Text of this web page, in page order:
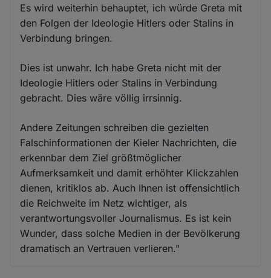
Es wird weiterhin behauptet, ich würde Greta mit
den Folgen der Ideologie Hitlers oder Stalins in
Verbindung bringen.
Dies ist unwahr. Ich habe Greta nicht mit der
Ideologie Hitlers oder Stalins in Verbindung
gebracht. Dies wäre völlig irrsinnig.
Andere Zeitungen schreiben die gezielten
Falschinformationen der Kieler Nachrichten, die
erkennbar dem Ziel größtmöglicher
Aufmerksamkeit und damit erhöhter Klickzahlen
dienen, kritiklos ab. Auch Ihnen ist offensichtlich
die Reichweite im Netz wichtiger, als
verantwortungsvoller Journalismus. Es ist kein
Wunder, dass solche Medien in der Bevölkerung
dramatisch an Vertrauen verlieren."